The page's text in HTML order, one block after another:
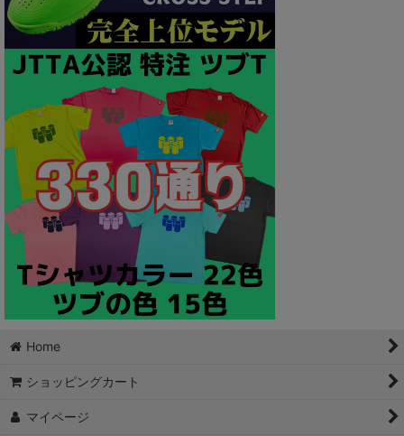
Home
ショッピングカート
マイページ